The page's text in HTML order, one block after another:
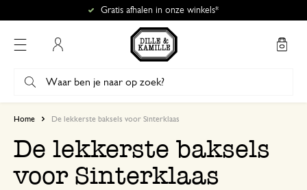
Gratis afhalen in onze winkels*
Home De lekkerste baksels voor Sinterklaas
De lekkerste baksels
voor Sinterklaas